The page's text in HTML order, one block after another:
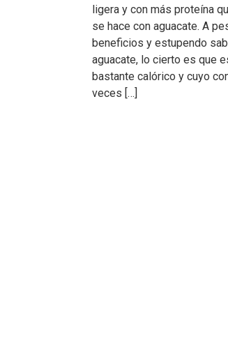
ligera y con más proteína
se hace con aguacate. A
beneficios y estupendo
aguacate, lo cierto es que
bastante calórico y cuyo
veces […]